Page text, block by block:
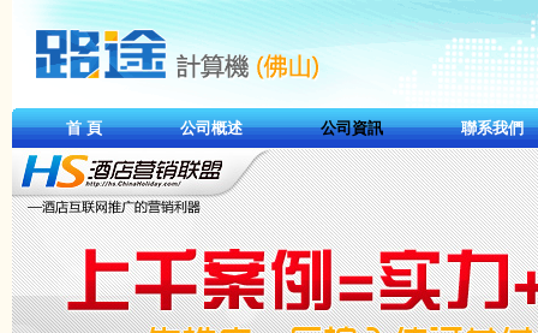
首 頁 公司概述 公司資訊 聯系我們